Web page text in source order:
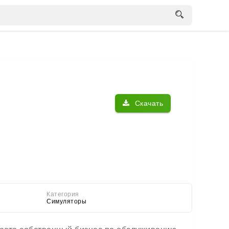
Скачать
Категория
Симуляторы